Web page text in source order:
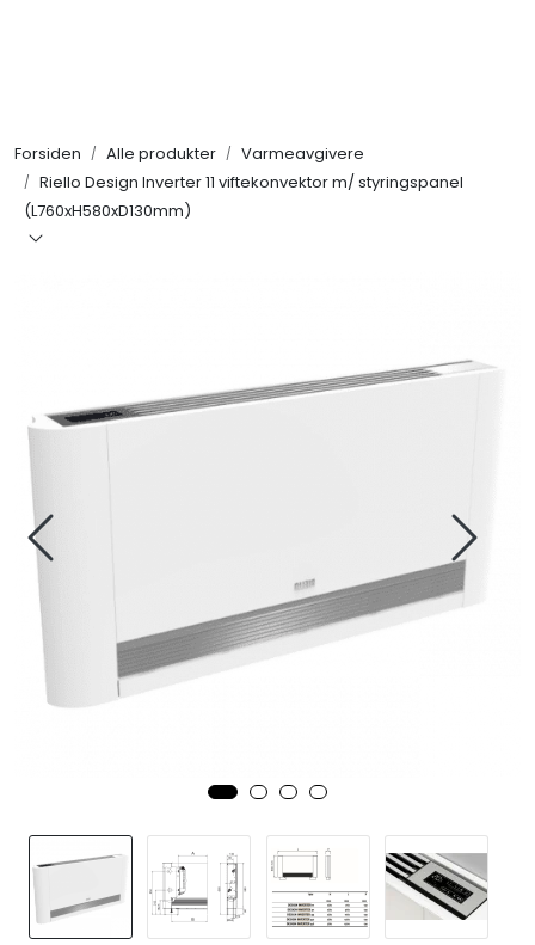
Forsiden Alle produkter
Varmeavgivere
Riello Design Inverter 11 viftekonvektor m/ styringspanel
(L760xH580xD130mm)
KAMPANJER
Kontakt Oss
Outlet
Be om tilbud